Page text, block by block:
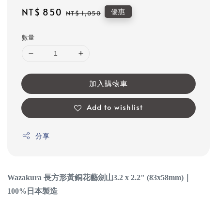
Sale
NT$ 850 Regular
NT$ 1,050 優惠
數量
加入購物車
Add to wishlist
分享
Wazakura 長方形黃銅花藝劍山3.2 x 2.2" (83x58mm)｜
100%日本製造